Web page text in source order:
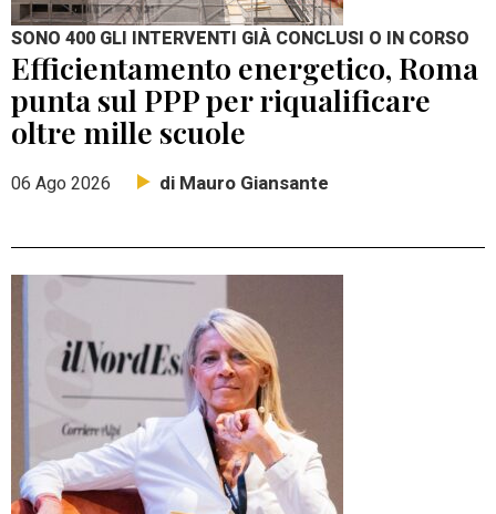
SONO 400 GLI INTERVENTI GIÀ CONCLUSI O IN CORSO
Efficientamento energetico, Roma
punta sul PPP per riqualificare
oltre mille scuole
06 Ago 2026 di Mauro Giansante